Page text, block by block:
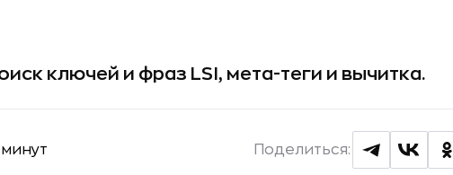
ключей и фраз LSI, мета-теги и вычитка.
минут Поделиться: